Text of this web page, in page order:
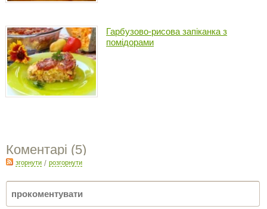
Гарбузово-рисова запіканка з
помідорами
Коментарі (5)
згорнути / розгорнути